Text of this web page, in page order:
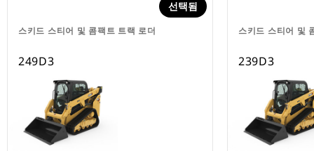
스키드 스티어 및 콤팩트 트랙 로더
선택됨
249D3
스키드 스티어 및
239D3